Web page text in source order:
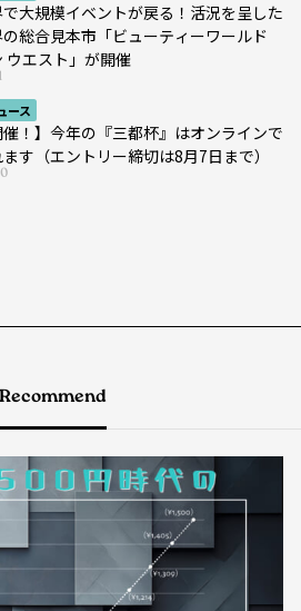
大規模イベントが戻る！活況を呈した
総合見本市「ビューティーワールド
ウエスト」が開催
ース
催！】今年の『三都杯』はオンラインで
す（エントリー締切は8月7日まで）
Recommend